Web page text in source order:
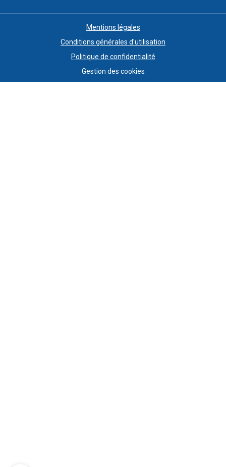
Mentions légales
Conditions générales d'utilisation
Politique de confidentialité
Gestion des cookies